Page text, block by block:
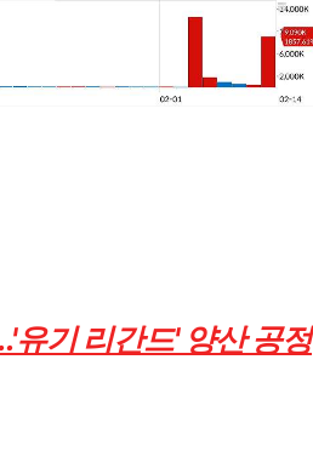
유기 리간드' 양산 공정